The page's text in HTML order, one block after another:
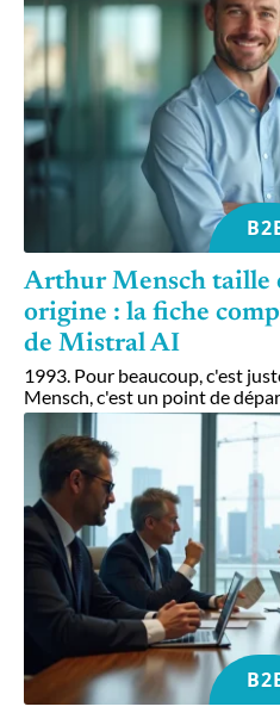
Arthur Mensch taille
origine : la fiche
de Mistral AI
1993. Pour beaucoup, c'est
Mensch, c'est un point de